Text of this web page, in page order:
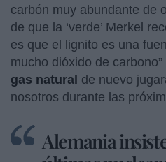
carbón muy abundante de
de que la ‘verde’ Merkel
es que el lignito es una
mucho dióxido de
gas natural de nuevo
nosotros durante las
Alemania